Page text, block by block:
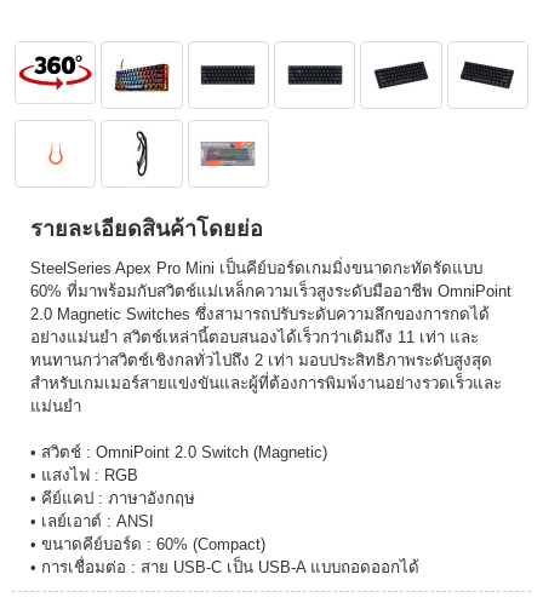
รายละเอียดสินค้าโดยย่อ
SteelSeries Apex Pro Mini เป็นคีย์บอร์ดเกมมิ่งขนาดกะทัดรัดแบบ
60% ที่มาพร้อมกับสวิตช์แม่เหล็กความเร็วสูงระดับมืออาชีพ OmniPoint
2.0 Magnetic Switches ซึ่งสามารถปรับระดับความลึกของการกดได้
อย่างแม่นยำ สวิตช์เหล่านี้ตอบสนองได้เร็วกว่าเดิมถึง 11 เท่า และ
ทนทานกว่าสวิตช์เชิงกลทั่วไปถึง 2 เท่า มอบประสิทธิภาพระดับสูงสุด
สำหรับเกมเมอร์สายแข่งขันและผู้ที่ต้องการพิมพ์งานอย่างรวดเร็วและ
แม่นยำ
• สวิตช์ : OmniPoint 2.0 Switch (Magnetic)
• แสงไฟ : RGB
• คีย์แคป : ภาษาอังกฤษ
• เลย์เอาต์ : ANSI
• ขนาดคีย์บอร์ด : 60% (Compact)
• การเชื่อมต่อ : สาย USB-C เป็น USB-A แบบถอดออกได้